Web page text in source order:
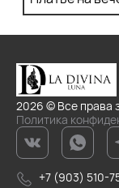
2026 © Все права
Политика
+7 (903) 510-